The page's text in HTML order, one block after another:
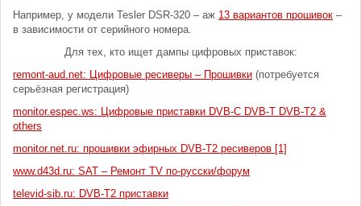
Например, у модели Tesler DSR-320 – аж 13 вариантов прошивок –
в зависимости от серийного номера.
Для тех, кто ищет дампы цифровых приставок:
remont-aud.net: Цифровые ресиверы – Прошивки (потребуется
серьёзная регистрация)
monitor.espec.ws: Цифровые приставки DVB-C DVB-T DVB-T2 &
others
monitor.net.ru: прошивки эфирных DVB-T2 ресиверов [1]
www.d43d.ru: SAT – Ремонт TV по-русски/форум
televid-sib.ru: DVB-T2 приставки